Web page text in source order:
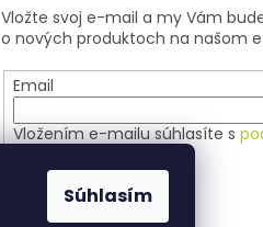
Súhlasím
Vložte svoj e-mail a my Vám
o nových produktoch na našom
Email
Vložením e-mailu súhlasíte s
PRIHLÁSIŤ SA